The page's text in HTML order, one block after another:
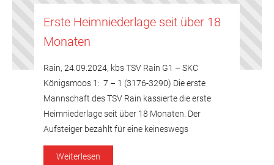
Erste Heimniederlage seit über 18
Monaten
Rain, 24.09.2024, kbs TSV Rain G1 – SKC
Königsmoos 1: 7 – 1 (3176-3290) Die erste
Mannschaft des TSV Rain kassierte die erste
Heimniederlage seit über 18 Monaten. Der
Aufsteiger bezahlt für eine keineswegs
zufriedenstellende Leistungen Lehrgeld. Achim
Zinnecker kegelte 527 Holz. Er konnte gut
Weiterlesen